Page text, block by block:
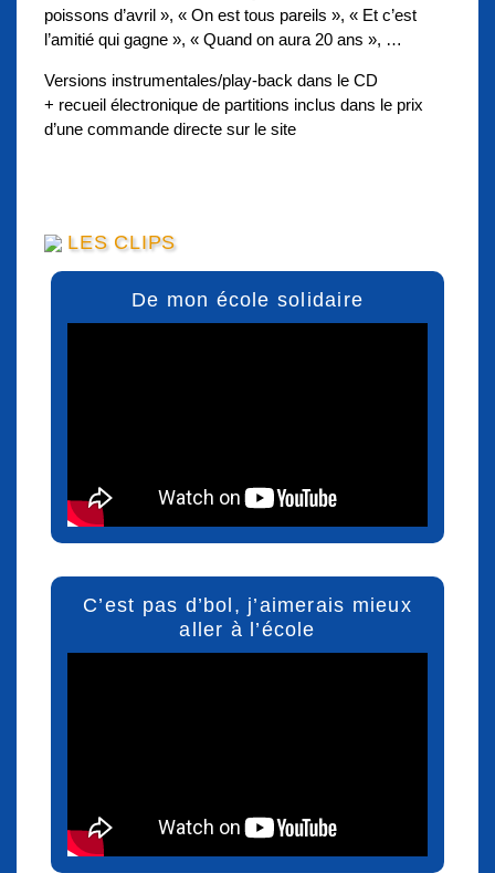
poissons d’avril », « On est tous pareils », « Et c’est
l’amitié qui gagne », « Quand on aura 20 ans », …
Versions instrumentales/play-back dans le CD
+ recueil électronique de partitions inclus dans le prix
d’une commande directe sur le site
LES CLIPS
De mon école solidaire
C’est pas d’bol, j’aimerais mieux
aller à l’école